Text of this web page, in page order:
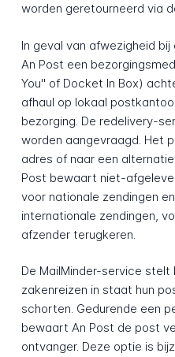
worden geretourneerd via
In geval van afwezigheid
An Post een
You" of Docket In Box)
afhaul op lokaal
bezorging. De redelivery-
worden aangevraagd. Het
adres of naar een
Post bewaart niet-
voor nationale zendingen
internationale zendingen,
afzender terugkeren.
De MailMinder-service
zakenreizen in staat hun
schorten. Gedurende een
bewaart An Post de post
ontvanger. Deze optie is